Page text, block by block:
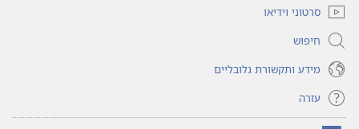
סרטוני וידיאו
חיפוש
מידע ותקשורת גלובליים
עזרה